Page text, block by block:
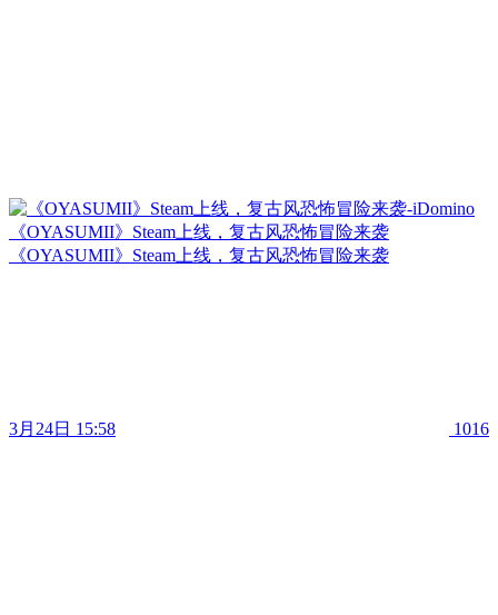
《OYASUMII》Steam上线，复古风恐怖冒险来袭
《OYASUMII》Steam上线，复古风恐怖冒险来袭
3月24日 15:58 1016